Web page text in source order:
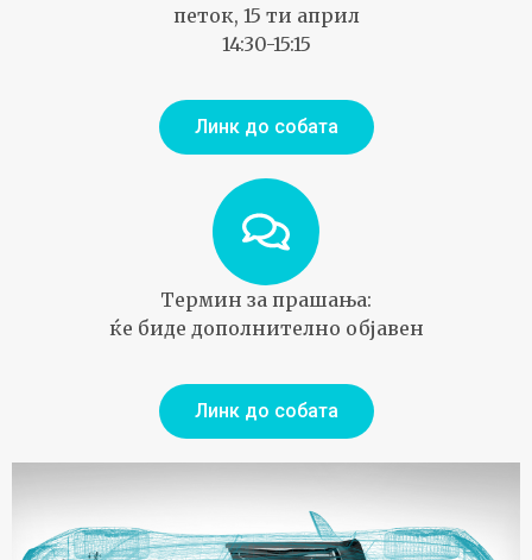
петок, 15 ти април
14:30-15:15
Линк до собата
Термин за прашања:
ќе биде дополнително објавен
Линк до собата